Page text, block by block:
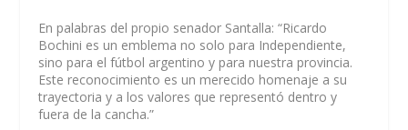
En palabras del propio senador Santalla: “Ricardo
Bochini es un emblema no solo para Independiente,
sino para el fútbol argentino y para nuestra provincia.
Este reconocimiento es un merecido homenaje a su
trayectoria y a los valores que representó dentro y
fuera de la cancha.”